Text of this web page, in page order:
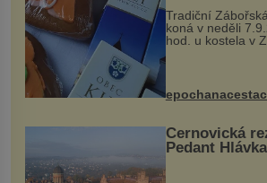
Tradiční
koná v neděli
hod. u kostela v
Kly u Mělníka. V
komentovanou
Černovická
Pedant